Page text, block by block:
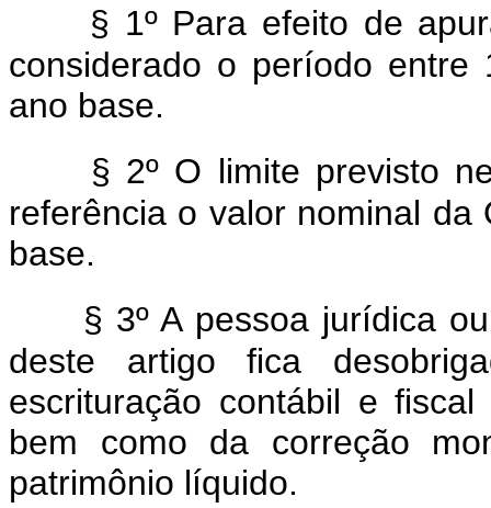
§ 1º Para efeito de
considerado o período
ano base.
§ 2º O limite previsto
referência o valor nominal
base.
§ 3º A pessoa jurídica
deste artigo fica
escrituração contábil e
bem como da correção
patrimônio líquido.